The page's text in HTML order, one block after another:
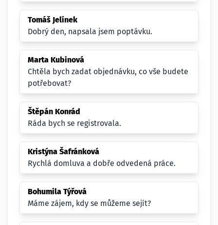
Tomáš Jelínek
Dobrý den, napsala jsem poptávku.
Marta Kubinová
Chtěla bych zadat objednávku, co vše budete
potřebovat?
Štěpán Konrád
Ráda bych se registrovala.
Kristýna Šafránková
Rychlá domluva a dobře odvedená práce.
Bohumila Týřová
Máme zájem, kdy se můžeme sejít?